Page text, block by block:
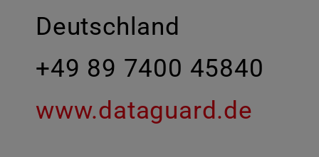
Deutschland
+49 89 7400 45840
www.dataguard.de